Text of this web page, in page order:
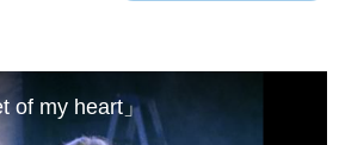
of my heart」